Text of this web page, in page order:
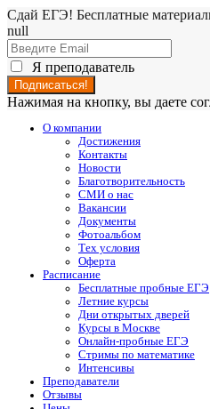
Сдай ЕГЭ! Бесплатные
null
Я преподаватель
Нажимая на кнопку, вы даете
О компании
Достижения
Контакты
Новости
Благотворительность
СМИ о нас
Вакансии
Документы
Фотоальбом
Тех условия
Оферта
Расписание
Бесплатные пробные ЕГЭ
Летние курсы
Дни открытых дверей
Курсы в Москве
Онлайн-пробные ЕГЭ
Стримы по математике
Интенсивы
Преподаватели
Отзывы